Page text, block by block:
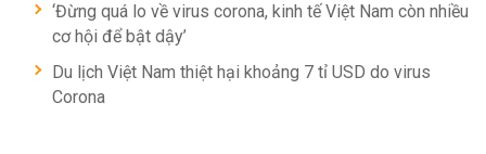
‘Đừng quá lo về virus corona, kinh tế Việt Nam còn nhiều
cơ hội để bật dậy’
Du lịch Việt Nam thiệt hại khoảng 7 tỉ USD do virus
Corona